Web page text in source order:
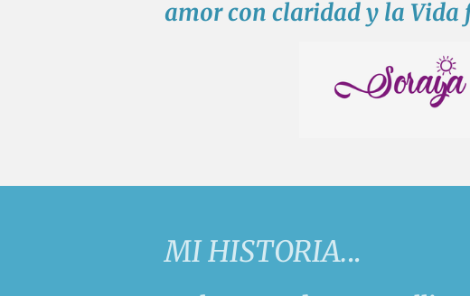
amor con claridad y la Vida
MI HISTORIA...